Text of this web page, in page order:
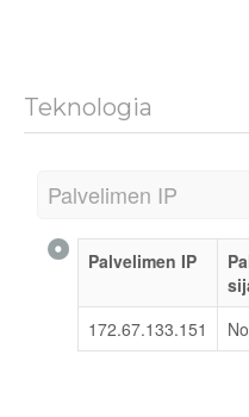
Teknologia
Palvelimen IP
Palvelimen IP
172.67.133.151